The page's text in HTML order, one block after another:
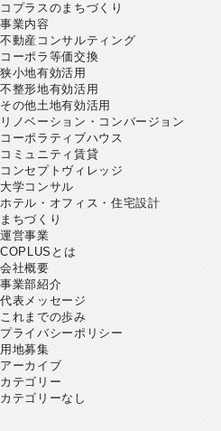
コプラスのまちづくり
事業内容
不動産コンサルティング
コーポラ等価交換
狭小地有効活用
不整形地有効活用
その他土地有効活用
リノベーション・コンバージョン
コーポラティブハウス
コミュニティ賃貸
コンセプトヴィレッジ
大学コンサル
ホテル・オフィス・住宅設計
まちづくり
運営事業
COPLUSとは
会社概要
事業部紹介
代表メッセージ
これまでの歩み
プライバシーポリシー
用地募集
アーカイブ
カテゴリー
カテゴリーなし